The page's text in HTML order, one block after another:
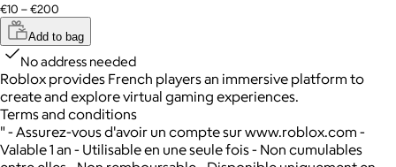
€10 – €200
Add to bag
No address needed
Roblox provides French players an immersive platform to
create and explore virtual gaming experiences.
Terms and conditions
" - Assurez-vous d'avoir un compte sur www.roblox.com -
Valable 1 an - Utilisable en une seule fois - Non cumulables